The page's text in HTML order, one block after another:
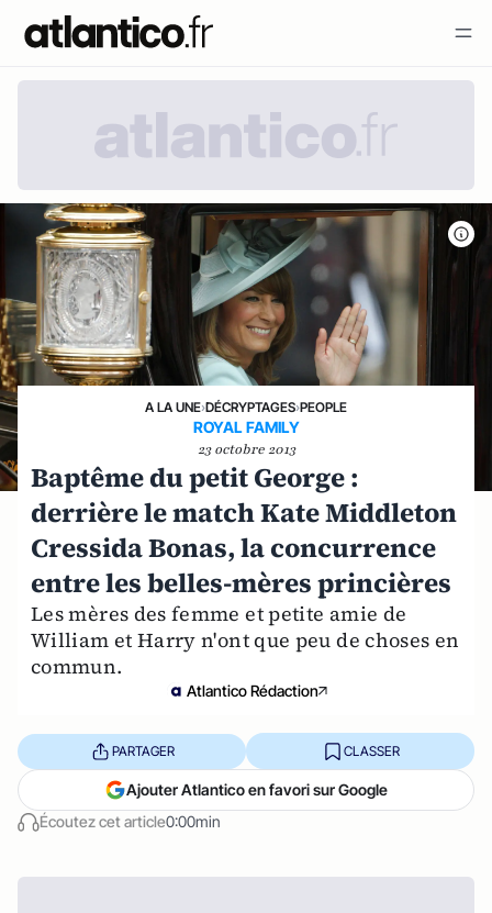
A LA UNE›DÉCRYPTAGES›PEOPLE
ROYAL FAMILY
23 octobre 2013
Baptême du petit George :
derrière le match Kate Middleton
Cressida Bonas, la concurrence
entre les belles-mères princières
Les mères des femme et petite amie de
William et Harry n'ont que peu de choses en
commun.
Atlantico Rédaction
Écoutez cet article0:00min
PARTAGER CLASSER
Ajouter Atlantico en favori sur Google